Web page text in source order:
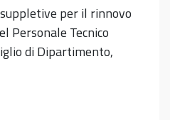
per il rinnovo
Personale Tecnico
di Dipartimento,